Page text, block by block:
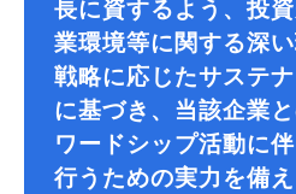
長に資するよう、投
業環境等に関する深
戦略に応じたサステ
に基づき、当該企業
ワードシップ活動に
行うための実力を備え